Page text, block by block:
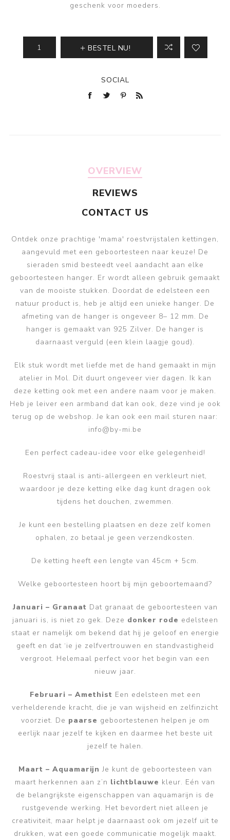
geschenk voor moeders.
BESTEL NU!
SOCIAL
OVERVIEW
REVIEWS
CONTACT US
Ontdek onze prachtige 'mama' roestvrijstalen kettingen,
aangevuld met een geboortesteen naar keuze! De
sieraden smid besteedt veel aandacht aan elke
geboortesteen hanger. Er wordt alleen gebruik gemaakt
van de mooiste stukken. Doordat de edelsteen een
natuur product is, heb je altijd een unieke hanger. De
afmeting van de hanger is ongeveer 8– 12 mm. De
hanger is gemaakt van 925 Zilver. De hanger is
daarnaast verguld (een klein laagje goud).
Elk stuk wordt met liefde met de hand gemaakt in mijn
atelier in Mol. Dit duurt ongeveer vier dagen. Ik kan
deze ketting ook met een andere naam voor je maken.
Heb je leiver een armband dat kan ook, deze vind je ook
terug op de webshop. Je kan ook een mail sturen naar:
info@by-mi.be
Een perfect cadeau-idee voor elke gelegenheid!
Roestvrij staal is anti-allergeen en verkleurt niet,
waardoor je deze ketting elke dag kunt dragen ook
tijdens het douchen, zwemmen.
Je kunt een bestelling plaatsen en deze zelf komen
ophalen, zo betaal je geen verzendkosten.
De ketting heeft een lengte van 45cm + 5cm.
Welke geboortesteen hoort bij mijn geboortemaand?
Januari – Granaat Dat granaat de geboortesteen van
januari is, is niet zo gek. Deze donker rode edelsteen
staat er namelijk om bekend dat hij je geloof en energie
geeft en dat ‘ie je zelfvertrouwen en standvastigheid
vergroot. Helemaal perfect voor het begin van een
nieuw jaar.
Februari – Amethist Een edelsteen met een
verhelderende kracht, die je van wijsheid en zelfinzicht
voorziet. De paarse geboortestenen helpen je om
eerlijk naar jezelf te kijken en daarmee het beste uit
jezelf te halen.
Maart – Aquamarijn Je kunt de geboortesteen van
maart herkennen aan z’n lichtblauwe kleur. Eén van
de belangrijkste eigenschappen van aquamarijn is de
rustgevende werking. Het bevordert niet alleen je
creativiteit, maar helpt je daarnaast ook om jezelf uit te
drukken, wat een goede communicatie mogelijk maakt.